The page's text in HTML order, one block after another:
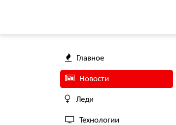
Главное
Новости
Леди
Технологии